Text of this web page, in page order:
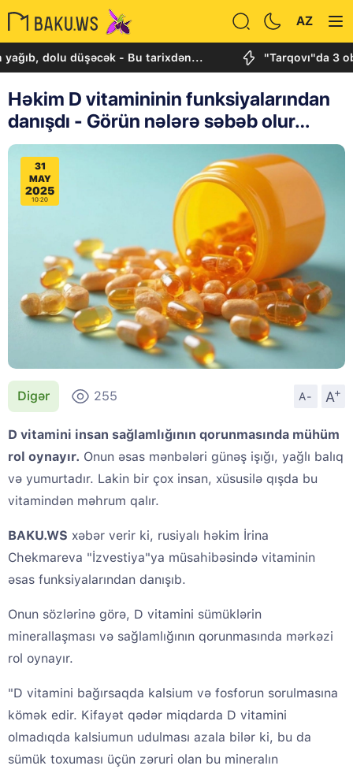
AZ
dolu düşəcək - Bu tarixdən... "Tarqovı"da 3
Həkim D vitamininin funksiyalarından
danışdı - Görün nələrə səbəb olur…
31
MAY
2025
10:20
Digər 255 A- A
+
D vitamini insan sağlamlığının qorunmasında mühüm
rol oynayır. Onun əsas mənbələri günəş işığı, yağlı balıq
və yumurtadır. Lakin bir çox insan, xüsusilə qışda bu
vitamindən məhrum qalır.
BAKU.WS xəbər verir ki, rusiyalı həkim İrina
Chekmareva "İzvestiya"ya müsahibəsində vitaminin
əsas funksiyalarından danışıb.
Onun sözlərinə görə, D vitamini sümüklərin
minerallaşması və sağlamlığının qorunmasında mərkəzi
rol oynayır.
"D vitamini bağırsaqda kalsium və fosforun sorulmasına
kömək edir. Kifayət qədər miqdarda D vitamini
olmadıqda kalsiumun udulması azala bilər ki, bu da
sümük toxuması üçün zəruri olan bu mineralın